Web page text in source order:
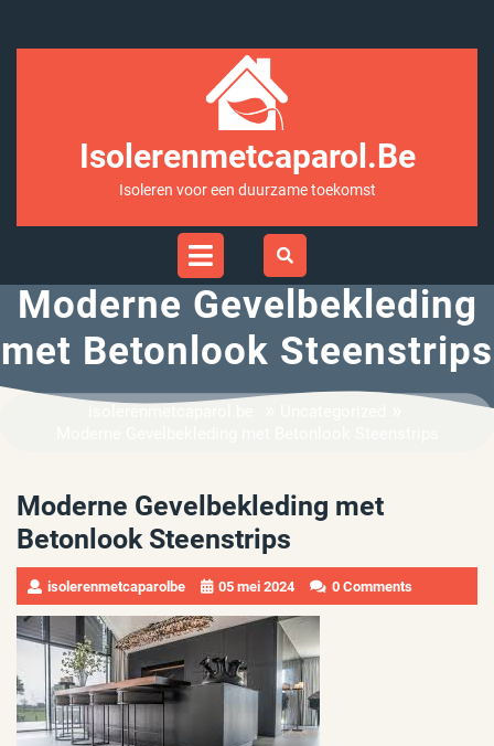
Isolerenmetcaparol.be
Isoleren voor een duurzame toekomst
Open
Moderne Gevelbekleding
met Betonlook Steenstrips
Moderne Gevelbekleding met
Betonlook Steenstrips
isolerenmetcaparolbe 05 mei 2024 0 Comments